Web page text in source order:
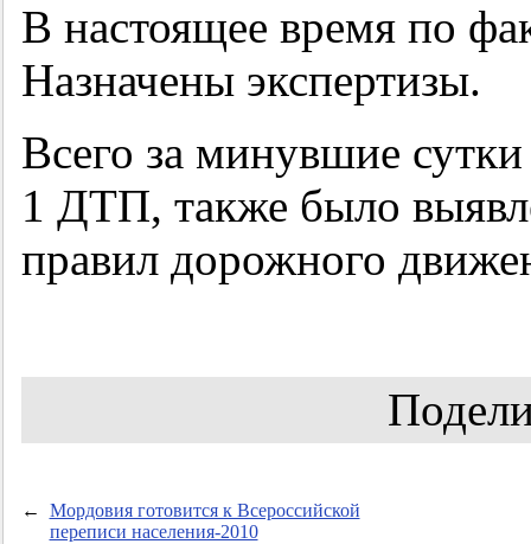
В настоящее время по
Назначены экспертизы.
Всего за минувшие
1 ДТП, также было
правил дорожного
←
Мордовия готовится к Всероссийской
переписи населения-2010